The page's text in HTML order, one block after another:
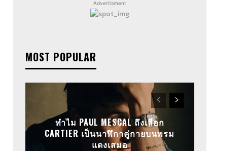
Advertisment
MOST POPULAR
ทำไม PAUL MESCAL ถึงเลือก
CARTIER เป็นนาฬิกาคู่กายบนพรม
แดงเสมอ